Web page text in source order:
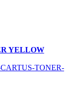
YELLOW